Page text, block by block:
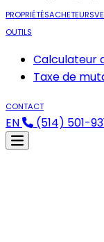
PROPRIÉTÉSACHETEURS
OUTILS
Calculateur
Taxe de
CONTACT
EN (514) 501-